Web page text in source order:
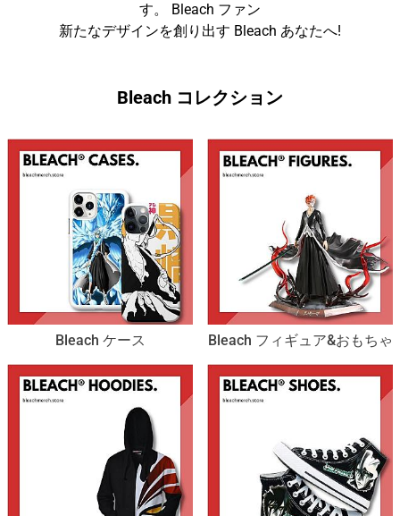
す。 Bleach ファン
新たなデザインを創り出す Bleach あなたへ!
Bleach コレクション
Bleach ケース Bleach フィギュア&おもちゃ